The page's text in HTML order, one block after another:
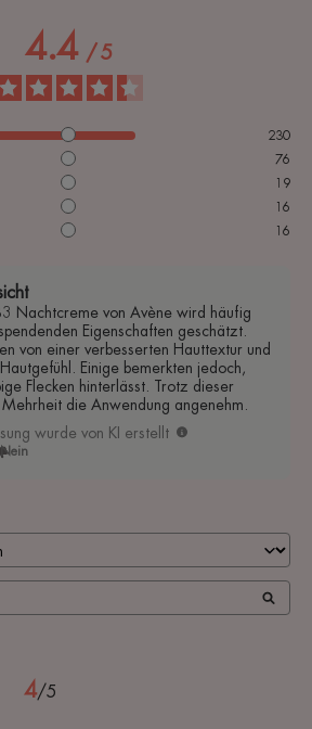
4.4 /5
230
76
19
16
16
Nachtcreme von Avène wird häufig
Eigenschaften geschätzt.
von einer verbesserten Hauttextur und
Einige bemerkten jedoch,
Flecken hinterlässt. Trotz dieser
die Anwendung angenehm.
wurde von KI erstellt
Nein
4/5